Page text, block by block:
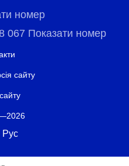
номер
067 Показати номер
сайту
Рус